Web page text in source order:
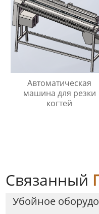
Автоматическая
машина для резки
когтей
Связанный
Убойное